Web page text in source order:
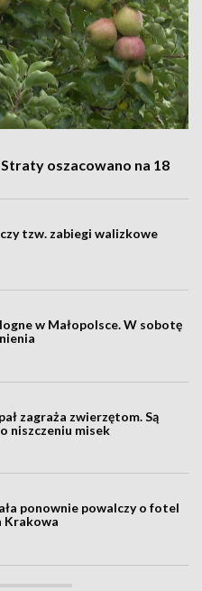
oszacowano na 18
tzw. zabiegi walizkowe
w Małopolsce. W sobotę
zagraża zwierzętom. Są
niszczeniu misek
ponownie powalczy o fotel
Krakowa